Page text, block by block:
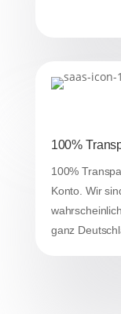
100%
100%
Konto. Wir
ganz